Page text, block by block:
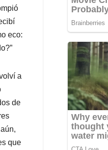
eco:
a
de
que